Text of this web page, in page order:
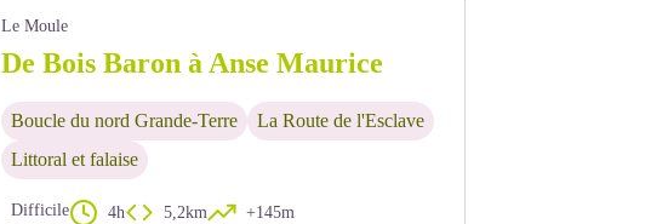
Le Moule
De Bois Baron à Anse Maurice
Boucle du nord Grande-Terre
La Route de l'Esclave
Littoral et falaise
Difficile 4h 5,2km +145m